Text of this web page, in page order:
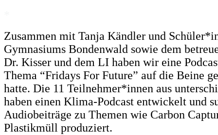
Zusammen mit Tanja Kändler und
Gymnasiums Bondenwald sowie dem
Dr. Kisser und dem LI haben wir eine
Thema “Fridays For Future” auf die Beine
hatte. Die 11 Teilnehmer*innen aus
haben einen Klima-Podcast entwickelt und
Audiobeiträge zu Themen wie Carbon
Plastikmüll produziert.